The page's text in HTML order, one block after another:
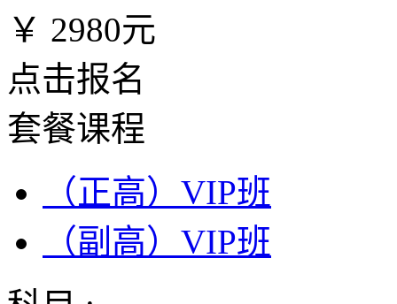
￥ 2980元
点击报名
套餐课程
（正高）VIP班
（副高）VIP班